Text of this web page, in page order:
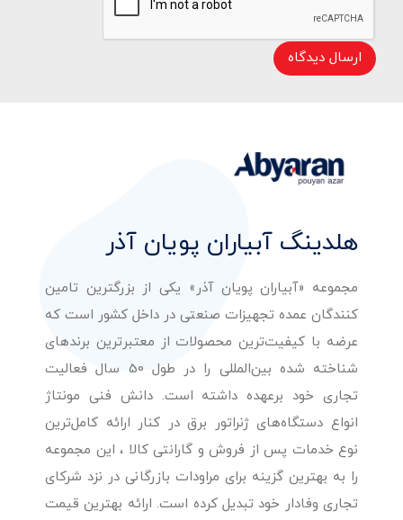
ارسال دیدگاه
هلدینگ آبیاران پویان آذر
مجموعه «آبیاران پویان آذر» یکی از بزرگترین تامین
کنندگان عمده تجهیزات صنعتی در داخل کشور است که
عرضه با کیفیت‌ترین محصولات از معتبرترین برندهای
شناخته شده بین‌المللی را در طول 50 سال فعالیت
تجاری خود برعهده داشته است. دانش فنی مونتاژ
انواع دستگاه‌های ژنراتور برق در کنار ارائه کامل‌ترین
نوع خدمات پس از فروش و گارانتی کالا ، این مجموعه
را به بهترین گزینه برای مراودات بازرگانی در نزد شرکای
تجاری وفادار خود تبدیل کرده است. ارائه بهترین قیمت